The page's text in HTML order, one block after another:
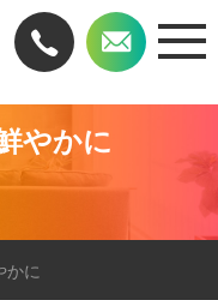
やかに
かに